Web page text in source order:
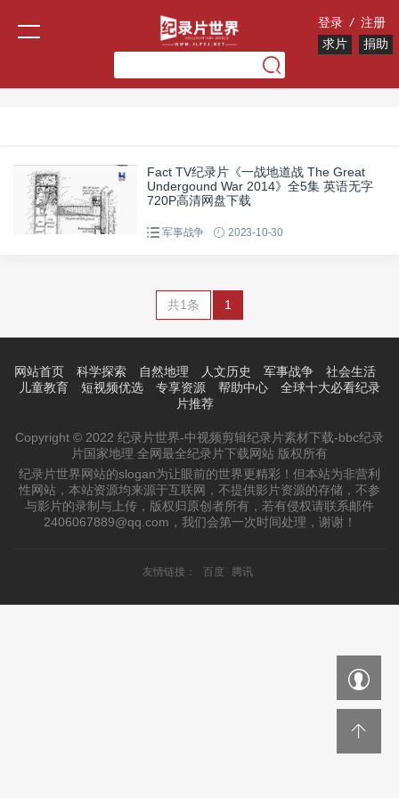
登录 / 注册
求片
捐助
Fact TV纪录片《一战地道战 The Great
Undergound War 2014》全5集 英语无字
720P高清网盘下载
军事战争 2023-10-30
共1条 1
网站首页 科学探索 自然地理 人文历史 军事战争
社会生活
儿童教育
短视频优选 专享资源 帮助中心
全球十大必看纪录
片推荐
Copyright © 2022 纪录片世界-中视频剪辑纪录片素材下载-bbc纪录
片国家地理 全网最全纪录片下载网站 版权所有
纪录片世界网站的slogan为让眼前的世界更精彩！但本站为非营利
性网站，本站资源均来源于互联网，不提供影片资源的存储，不参
与影片的录制与上传，版权归原创者所有，若有侵权请联系邮件
2406067889@qq.com，我们会第一次时间处理，谢谢！
友情链接： 百度 腾讯